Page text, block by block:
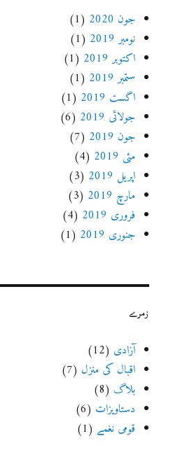
جون 2020
(1)
نومبر 2019
(1)
اکتوبر 2019
(1)
ستمبر 2019
(1)
اگست 2019
(1)
جولائی 2019
(6)
جون 2019
(7)
مئی 2019
(4)
اپریل 2019
(3)
مارچ 2019
(3)
فروری 2019
(4)
جنوری 2019
(1)
زمرے
آزادی (12)
اقبال کی منزل (7)
بلاگ (8)
دستاویزات (6)
قومی نغمے (1)